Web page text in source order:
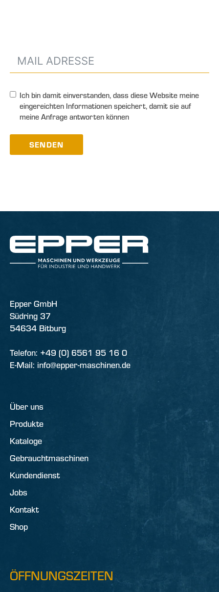
Ich bin damit einverstanden, dass diese Website meine
eingereichten Informationen speichert, damit sie auf
meine Anfrage antworten können
SENDEN
Epper GmbH
Südring 37
54634 Bitburg
Telefon: +49 (0) 6561 95 16 0
E-Mail: info@epper-maschinen.de
Über uns
Produkte
Kataloge
Gebrauchtmaschinen
Kundendienst
Jobs
Kontakt
Shop
ÖFFNUNGSZEITEN